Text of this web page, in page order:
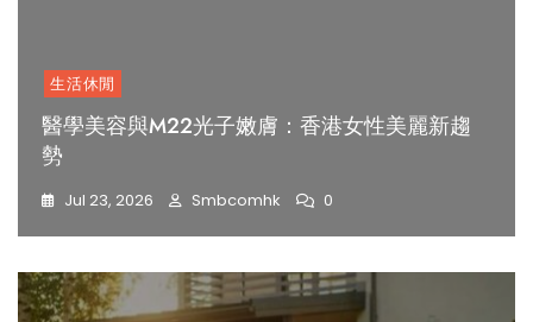
生活休閒
醫學美容與M22光子嫩膚：香港女性美麗新趨
勢
Jul 23, 2026 Smbcomhk 0